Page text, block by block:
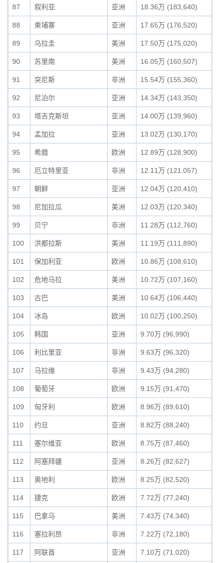
87 叙利亚 亚洲 18.36万 (183,640)
88 柬埔寨 亚洲 17.65万 (176,520)
89 乌拉圭 美洲 17.50万 (175,020)
90 苏里南 美洲 16.05万 (160,507)
91 突尼斯 非洲 15.54万 (155,360)
92 尼泊尔 亚洲 14.34万 (143,350)
93 塔吉克斯坦 亚洲 14.00万 (139,960)
94 孟加拉 亚洲 13.02万 (130,170)
95 希腊 欧洲 12.89万 (128,900)
96 厄立特里亚 非洲 12.11万 (121,057)
97 朝鲜 亚洲 12.04万 (120,410)
98 尼加拉瓜 美洲 12.03万 (120,340)
99 贝宁 非洲 11.28万 (112,760)
100 洪都拉斯 美洲 11.19万 (111,890)
101 保加利亚 欧洲 10.86万 (108,610)
102 危地马拉 美洲 10.72万 (107,160)
103 古巴 美洲 10.64万 (106,440)
104 冰岛 欧洲 10.02万 (100,250)
105 韩国 亚洲 9.70万 (96,990)
106 利比里亚 非洲 9.63万 (96,320)
107 马拉维 非洲 9.43万 (94,280)
108 葡萄牙 欧洲 9.15万 (91,470)
109 匈牙利 欧洲 8.96万 (89,610)
110 约旦 亚洲 8.82万 (88,240)
111 塞尔维亚 欧洲 8.75万 (87,460)
112 阿塞拜疆 亚洲 8.26万 (82,627)
113 奥地利 欧洲 8.25万 (82,520)
114 捷克 欧洲 7.72万 (77,240)
115 巴拿马 美洲 7.43万 (74,340)
116 塞拉利昂 非洲 7.22万 (72,180)
117 阿联酋 亚洲 7.10万 (71,020)